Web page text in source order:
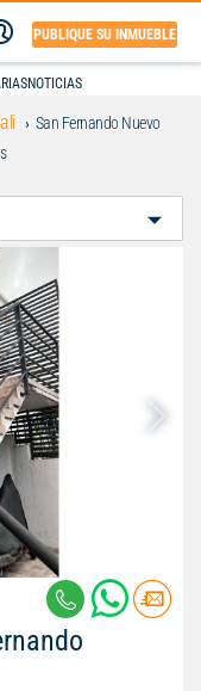
PUBLIQUE SU INMUEBLE
NOTICIAS
San Fernando Nuevo